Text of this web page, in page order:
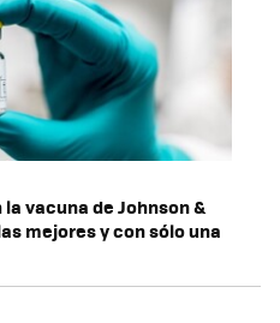
vacuna de Johnson &
mejores y con sólo una